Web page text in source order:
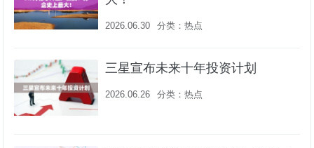
2026.06.30 分类：热点
三星宣布未来十年投资计划
2026.06.26 分类：热点